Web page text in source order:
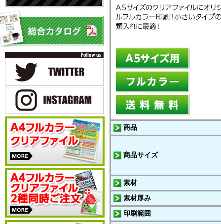
商品
商品サイズ
素材
素材厚み
印刷範囲